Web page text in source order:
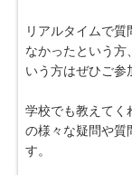
リアルタイムで
なかったという方
いう方はぜひご参
学校でも教えてく
の様々な疑問や質
す。